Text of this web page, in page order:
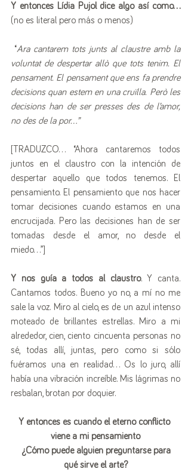
Y entonces Lídia Pujol dice algo así como...
(no es literal pero más o menos)
“Ara cantarem tots junts al claustre amb la
voluntat de despertar allò que tots tenim. El
pensament. El pensament que ens fa prendre
decisions quan estem en una cruïlla. Però les
decisions han de ser presses des de l’amor,
no des de la por...”
[TRADUZCO... “Ahora cantaremos todos
juntos en el claustro con la intención de
despertar aquello que todos tenemos. El
pensamiento. El pensamiento que nos hacer
tomar decisiones cuando estamos en una
encrucijada. Pero las decisiones han de ser
tomadas desde el amor, no desde el
miedo...”]
Y nos guía a todos al claustro. Y canta.
Cantamos todos. Bueno yo no, a mí no me
sale la voz. Miro al cielo, es de un azul intenso
moteado de brillantes estrellas. Miro a mi
alrededor, cien, ciento cincuenta personas no
sé, todas allí, juntas, pero como si sólo
fuéramos una en realidad… Os lo juro, allí
había una vibración increíble. Mis lágrimas no
resbalan, brotan por doquier.
Y entonces es cuando el eterno conflicto
viene a mi pensamiento
¿Cómo puede alguien preguntarse para
qué sirve el arte?